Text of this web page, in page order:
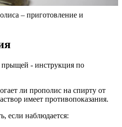
– приготовление и
ли прополис на спирту от
имеет противопоказания.
если наблюдается: